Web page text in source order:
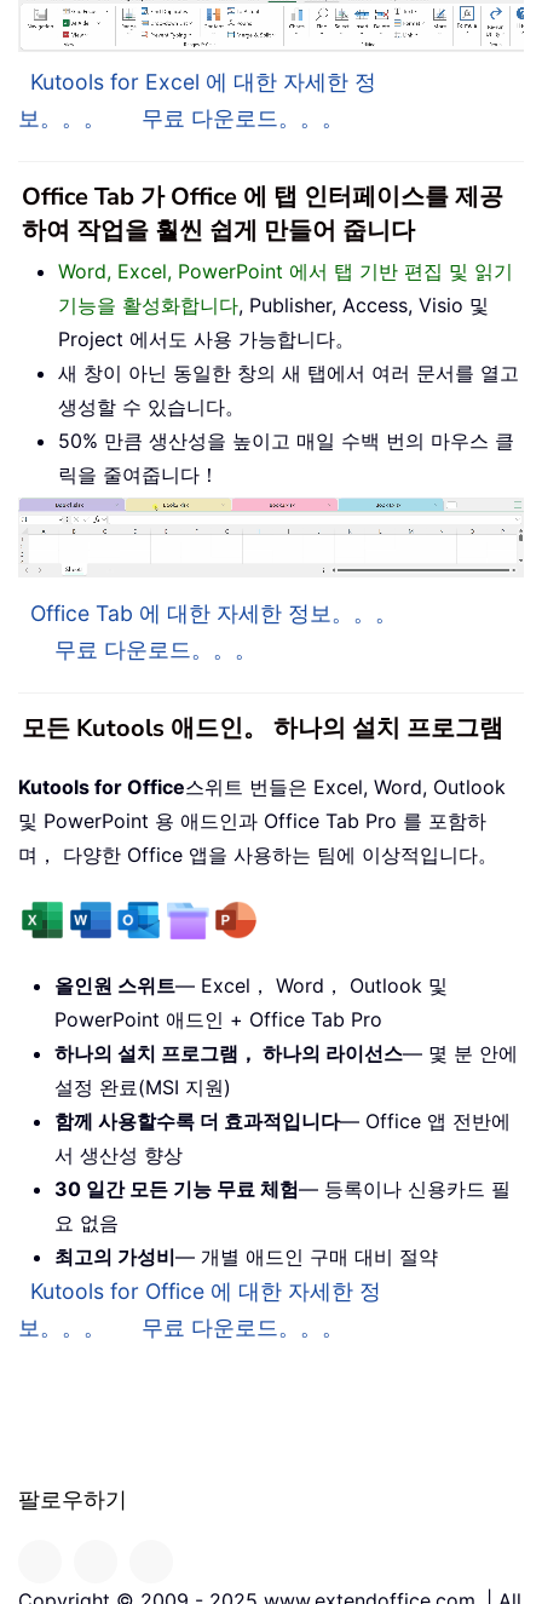
Kutools for Excel 에 대한 자세한 정
보。。。
무료 다운로드。。。
Office Tab 가 Office 에 탭 인터페이스를 제공
하여 작업을 훨씬 쉽게 만들어 줍니다
Word, Excel, PowerPoint 에서 탭 기반 편집 및 읽기
기능을 활성화합니다, Publisher, Access, Visio 및
Project 에서도 사용 가능합니다。
새 창이 아닌 동일한 창의 새 탭에서 여러 문서를 열고
생성할 수 있습니다。
50% 만큼 생산성을 높이고 매일 수백 번의 마우스 클
릭을 줄여줍니다！
Office Tab 에 대한 자세한 정보。。。
무료 다운로드。。。
모든 Kutools 애드인。 하나의 설치 프로그램
Kutools for Office스위트 번들은 Excel, Word, Outlook
및 PowerPoint 용 애드인과 Office Tab Pro 를 포함하
며， 다양한 Office 앱을 사용하는 팀에 이상적입니다。
올인원 스위트— Excel， Word， Outlook 및
PowerPoint 애드인 + Office Tab Pro
하나의 설치 프로그램， 하나의 라이선스— 몇 분 안에
설정 완료(MSI 지원)
함께 사용할수록 더 효과적입니다— Office 앱 전반에
서 생산성 향상
30 일간 모든 기능 무료 체험— 등록이나 신용카드 필
요 없음
최고의 가성비— 개별 애드인 구매 대비 절약
Kutools for Office 에 대한 자세한 정
보。。。
무료 다운로드。。。
팔로우하기